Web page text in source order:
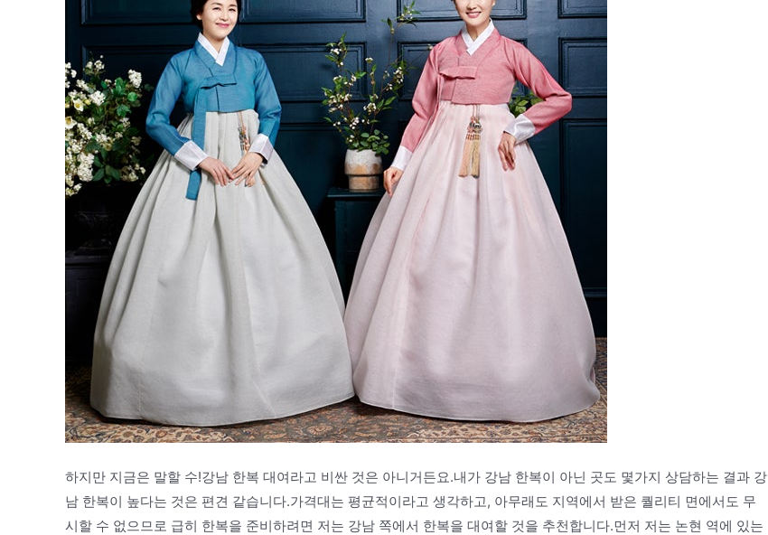
하지만 지금은 말할 수!강남 한복 대여라고 비싼 것은 아니거든요.내가 강남 한복이 아닌 곳도 몇가지 상담하는 결과 강
남 한복이 높다는 것은 편견 같습니다.가격대는 평균적이라고 생각하고, 아무래도 지역에서 받은 퀄리티 면에서도 무
시할 수 없으므로 급히 한복을 준비하려면 저는 강남 쪽에서 한복을 대여할 것을 추천합니다.먼저 저는 논현 역에 있는